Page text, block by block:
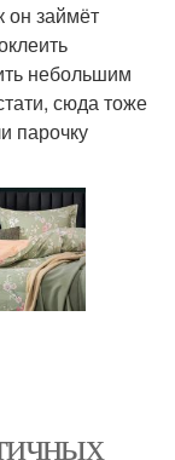
он займёт
небольшим
сюда тоже
парочку